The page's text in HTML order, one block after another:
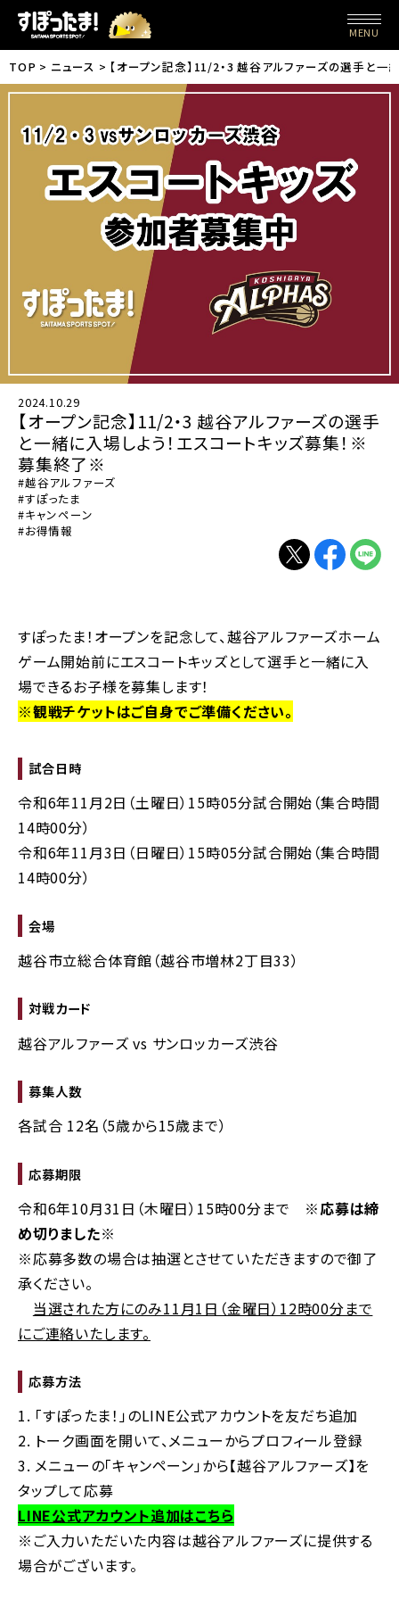
MENU
TOP ニュース 【オープン記念】11/2・3 越谷アルファーズの選手と
2024.10.29
【オープン記念】11/2・3 越谷アルファーズの選手
と一緒に入場しよう！エスコートキッズ募集！※
募集終了※
#越谷アルファーズ
#すぽったま
#キャンペーン
#お得情報
すぽったま！オープンを記念して、越谷アルファーズホーム
ゲーム開始前にエスコートキッズとして選手と一緒に入
場できるお子様を募集します！
※観戦チケットはご自身でご準備ください。
試合日時
令和6年11月2日（土曜日）15時05分試合開始（集合時間
14時00分）
令和6年11月3日（日曜日）15時05分試合開始（集合時間
14時00分）
会場
越谷市立総合体育館（越谷市増林2丁目33）
対戦カード
越谷アルファーズ vs サンロッカーズ渋谷
募集人数
各試合 12名（5歳から15歳まで）
応募期限
令和6年10月31日（木曜日）15時00分まで ※応募は締
め切りました※
※応募多数の場合は抽選とさせていただきますので御了
承ください。
当選された方にのみ11月1日（金曜日）12時00分まで
にご連絡いたします。
応募方法
1. 「すぽったま！」のLINE公式アカウントを友だち追加
2. トーク画面を開いて、メニューからプロフィール登録
3. メニューの「キャンペーン」から【越谷アルファーズ】を
タップして応募
LINE公式アカウント追加はこちら
※ご入力いただいた内容は越谷アルファーズに提供する
場合がございます。